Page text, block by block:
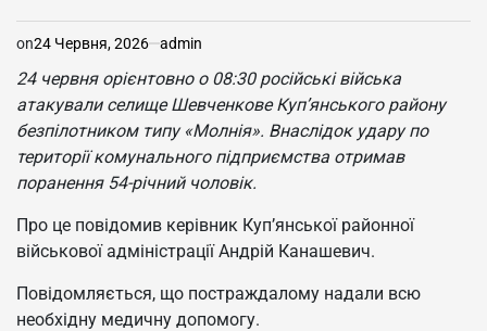
on24 Червня, 2026 admin
24 червня орієнтовно о 08:30 російські війська
атакували селище Шевченкове Куп’янського району
безпілотником типу «Молнія». Внаслідок удару по
території комунального підприємства отримав
поранення 54-річний чоловік.
Про це повідомив керівник Куп’янської районної
військової адміністрації Андрій Канашевич.
Повідомляється, що постраждалому надали всю
необхідну медичну допомогу.